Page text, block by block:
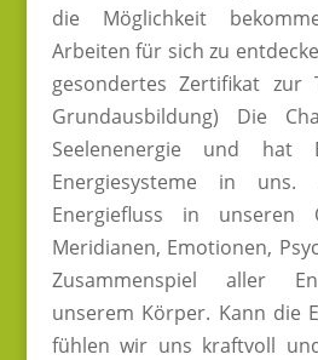
die Möglichkeit
Arbeiten für sich zu
gesondertes Zertifikat zur
Grundausbildung) Die
Seelenenergie und hat
Energiesysteme in
Energiefluss in unseren
Meridianen, Emotionen,
Zusammenspiel aller
unserem Körper. Kann die
fühlen wir uns kraftvoll